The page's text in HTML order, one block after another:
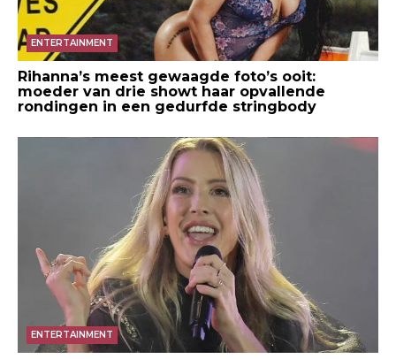
ENTERTAINMENT
Rihanna’s meest gewaagde foto’s ooit:
moeder van drie showt haar opvallende
rondingen in een gedurfde stringbody
ENTERTAINMENT